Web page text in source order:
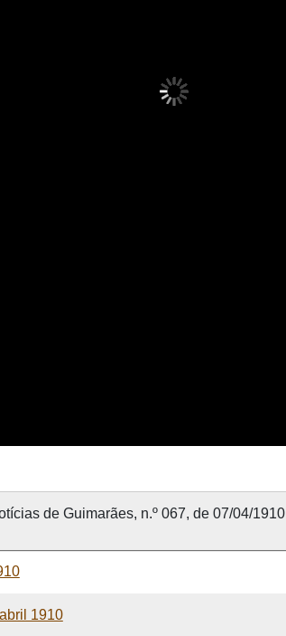
de Guimarães, n.º 067, de 07/04/1910
1910